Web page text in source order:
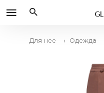
Для нее › Одежда